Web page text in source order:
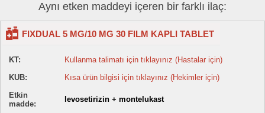
Aynı etken maddeyi içeren bir farklı ilaç:
FIXDUAL 5 MG/10 MG 30 FILM KAPLI TABLET
KT:
Kullanma talimatı için tıklayınız (Hastalar için)
KUB:
Kısa ürün bilgisi için tıklayınız (Hekimler için)
Etkin
madde:
levosetirizin + montelukast